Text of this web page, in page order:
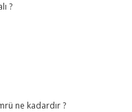
?
ne kadardır ?